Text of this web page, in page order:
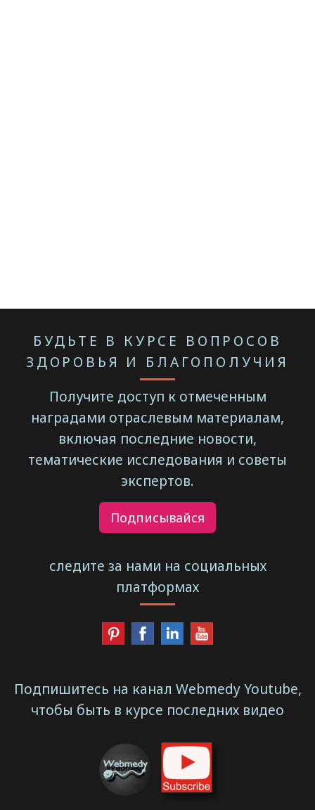
БУДЬТЕ В КУРСЕ ВОПРОСОВ
ЗДОРОВЬЯ И БЛАГОПОЛУЧИЯ
Получите доступ к отмеченным
наградами отраслевым материалам,
включая последние новости,
тематические исследования и советы
экспертов.
Подписывайся
следите за нами на социальных
платформах
Подпишитесь на канал Webmedy Youtube,
чтобы быть в курсе последних видео